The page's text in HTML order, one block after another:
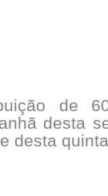
de
desta
desta